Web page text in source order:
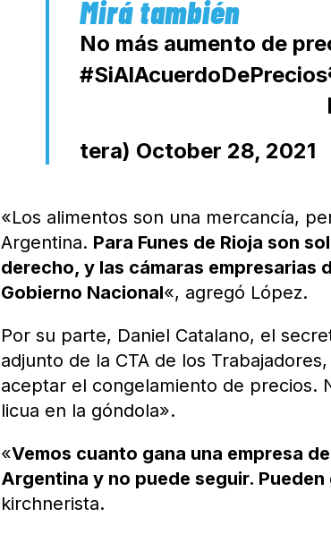
No más aumento de
#SiAlAcuerdoDePrecios
tera) October 28, 2021
«Los alimentos son una mercancía,
Argentina. Para Funes de Rioja son
derecho, y las cámaras empresarias
Gobierno Nacional«, agregó López.
Por su parte, Daniel Catalano, el
adjunto de la CTA de los
aceptar el congelamiento de precios.
licua en la góndola».
«Vemos cuanto gana una empresa
Argentina y no puede seguir.
kirchnerista.